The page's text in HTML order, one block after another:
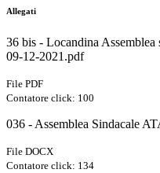
Allegati
36 bis - Locandina Assemblea
09-12-2021.pdf
File PDF
Contatore click: 100
036 - Assemblea Sindacale
File DOCX
Contatore click: 134